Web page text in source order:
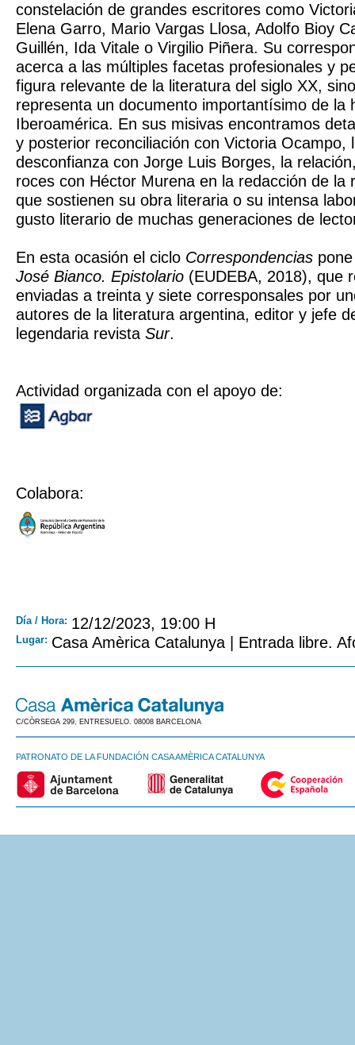
constelación de grandes escritores como
Elena Garro, Mario Vargas Llosa, Adolfo Bioy
Guillén, Ida Vitale o Virgilio Piñera. Su
acerca a las múltiples facetas profesionales y
figura relevante de la literatura del siglo XX,
representa un documento importantísimo de la
Iberoamérica. En sus misivas encontramos
y posterior reconciliación con Victoria Ocampo,
desconfianza con Jorge Luis Borges, la
roces con Héctor Murena en la redacción de la
que sostienen su obra literaria o su intensa
gusto literario de muchas generaciones de
En esta ocasión el ciclo Correspondencias
José Bianco. Epistolario (EUDEBA, 2018), que
enviadas a treinta y siete corresponsales por
autores de la literatura argentina, editor y jefe
legendaria revista Sur.
Actividad organizada con el apoyo de:
Colabora:
Día / Hora: 12/12/2023, 19:00 H
Lugar: Casa Amèrica Catalunya | Entrada libre.
C/CÒRSEGA 299, ENTRESUELO. 08008 BARCELONA
PATRONATO DE LA FUNDACIÓN CASA AMÈRICA CATALUNYA